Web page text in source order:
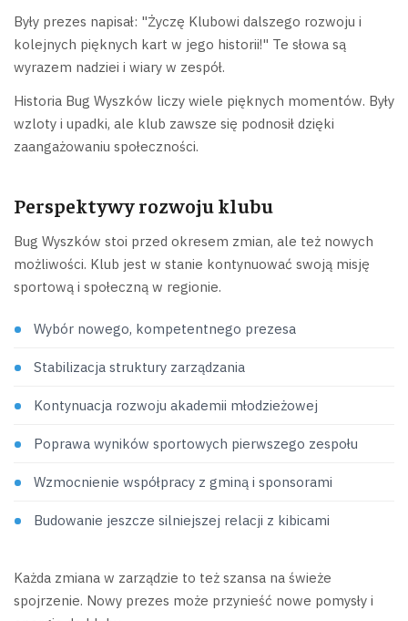
Były prezes napisał: "Życzę Klubowi dalszego rozwoju i
kolejnych pięknych kart w jego historii!" Te słowa są
wyrazem nadziei i wiary w zespół.
Historia Bug Wyszków liczy wiele pięknych momentów. Były
wzloty i upadki, ale klub zawsze się podnosił dzięki
zaangażowaniu społeczności.
Perspektywy rozwoju klubu
Bug Wyszków stoi przed okresem zmian, ale też nowych
możliwości. Klub jest w stanie kontynuować swoją misję
sportową i społeczną w regionie.
Wybór nowego, kompetentnego prezesa
Stabilizacja struktury zarządzania
Kontynuacja rozwoju akademii młodzieżowej
Poprawa wyników sportowych pierwszego zespołu
Wzmocnienie współpracy z gminą i sponsorami
Budowanie jeszcze silniejszej relacji z kibicami
Każda zmiana w zarządzie to też szansa na świeże
spojrzenie. Nowy prezes może przynieść nowe pomysły i